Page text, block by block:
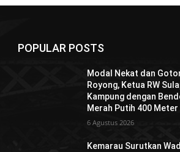
POPULAR POSTS
Modal Nekat dan
Royong, Ketua RW
Kampung dengan
Merah Putih 400 Meter
6 Agustus 2026
Kemarau Surutkan